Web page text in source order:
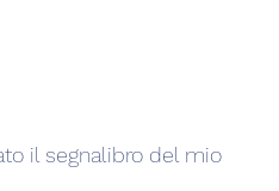
il segnalibro del mio